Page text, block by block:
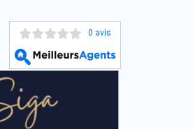
0 avis